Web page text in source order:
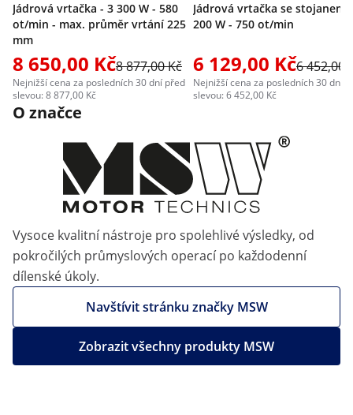
Jádrová vrtačka - 3 300 W - 580
ot/min - max. průměr vrtání 225
mm
8 650,00 Kč8 877,00 Kč
Nejnižší cena za posledních 30 dní před
slevou: 8 877,00 Kč
Jádrová vrtačka se stojanem
200 W - 750 ot/min
6 129,00 Kč6 452,00
Nejnižší cena za posledních 30 dní
slevou: 6 452,00 Kč
O značce
Vysoce kvalitní nástroje pro spolehlivé výsledky, od
pokročilých průmyslových operací po každodenní
dílenské úkoly.
Navštívit stránku značky MSW
Zobrazit všechny produkty MSW